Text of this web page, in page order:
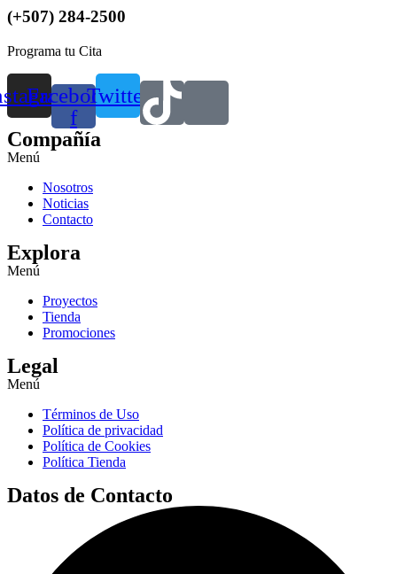
(+507) 284-2500
Programa tu Cita
Facebook-
f
Twitter
Compañía
Menú
Nosotros
Noticias
Contacto
Explora
Menú
Proyectos
Tienda
Promociones
Legal
Menú
Términos de Uso
Política de privacidad
Política de Cookies
Política Tienda
Datos de Contacto